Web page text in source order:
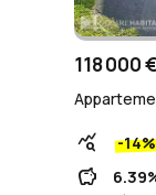
118 000 €
query_stats -14%
savings